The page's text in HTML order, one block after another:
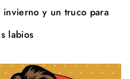
y un truco para
labios